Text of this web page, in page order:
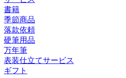
書籍
季節商品
落款依頼
硬筆用品
万年筆
表装仕立てサービス
ギフト